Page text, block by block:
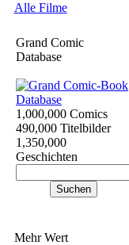
Alle Filme
Grand Comic
Database
1,000,000 Comics
490,000 Titelbilder
1,350,000
Geschichten
Mehr Wert